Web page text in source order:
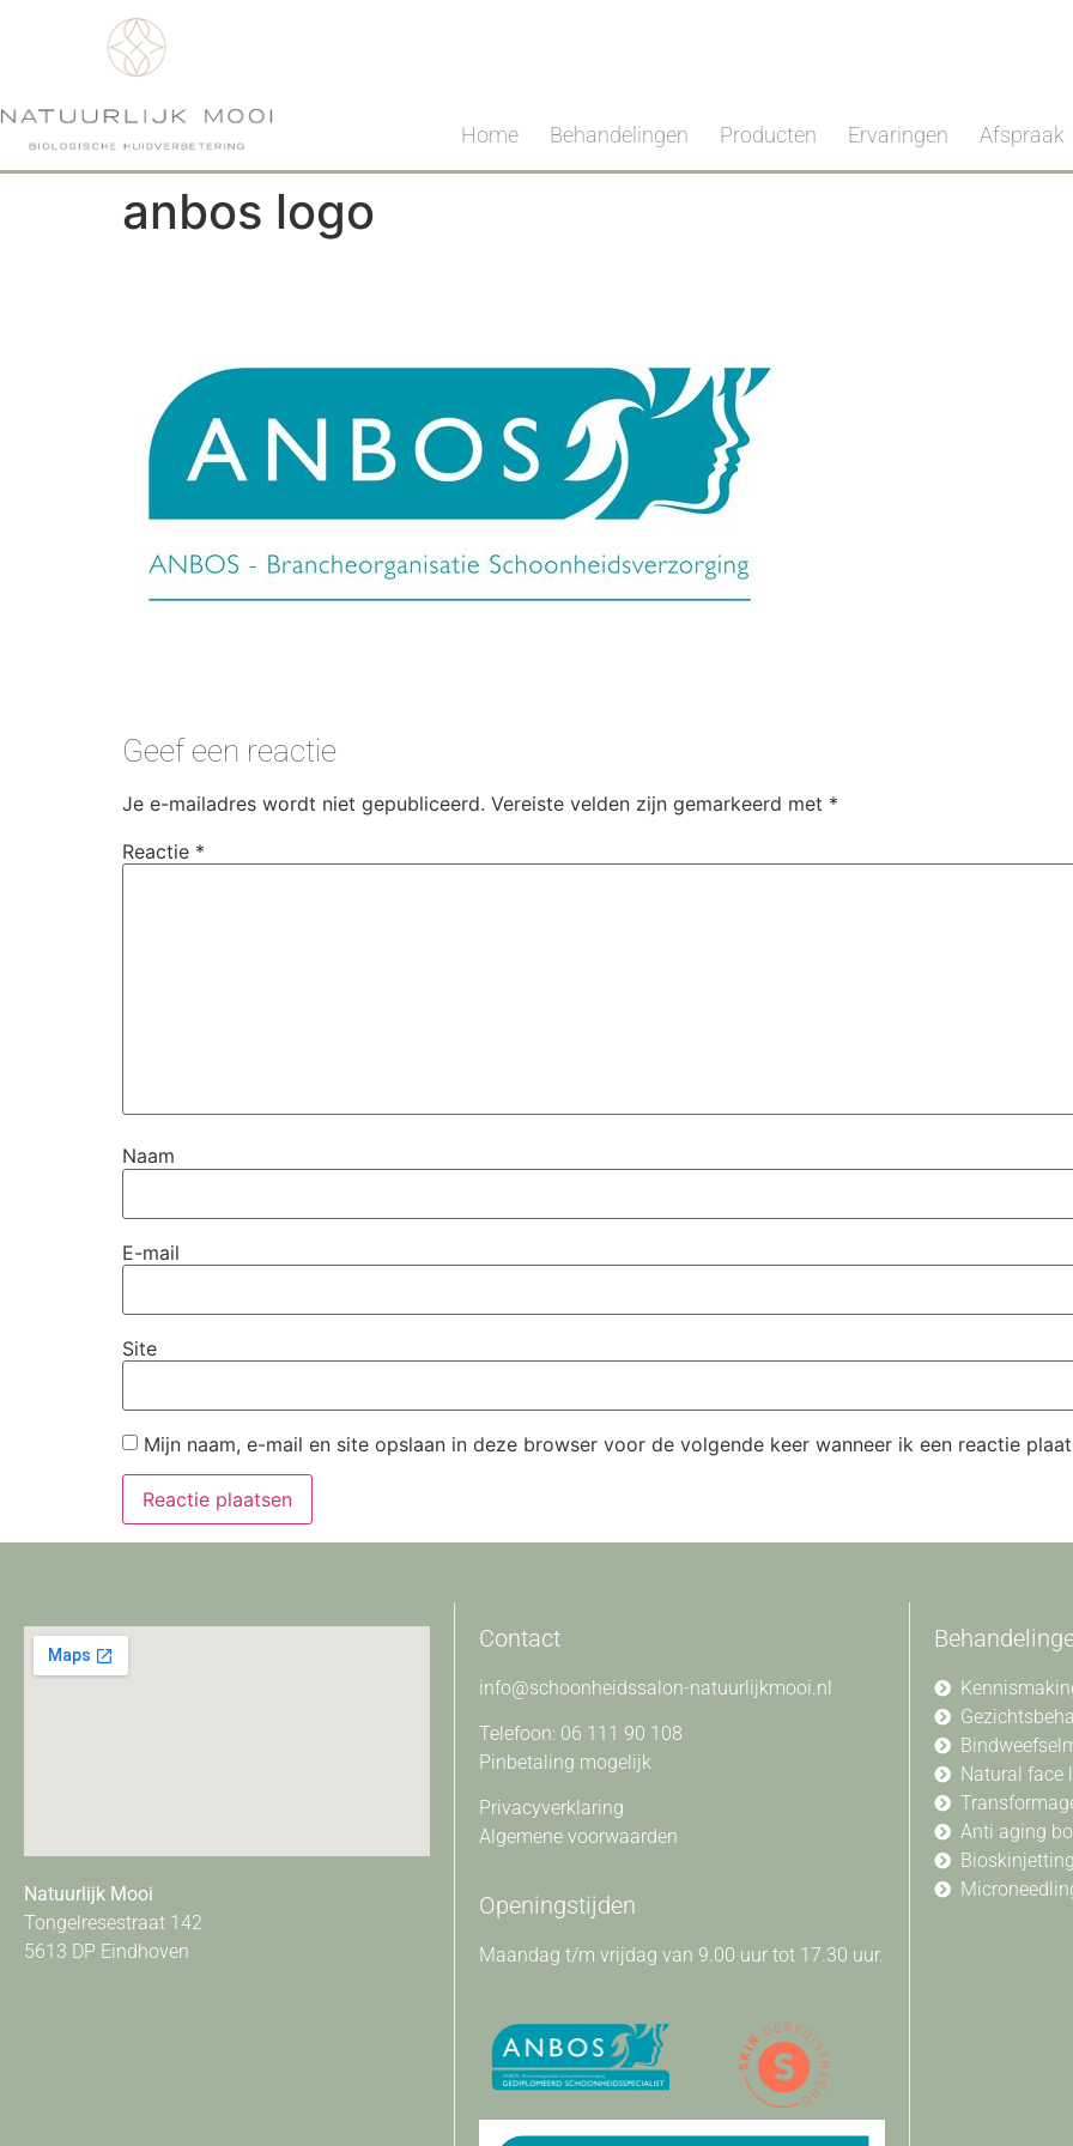
Home Behandelingen Producten Ervaringen Afspraak
anbos logo
Geef een reactie
Je e-mailadres wordt niet gepubliceerd. Vereiste velden zijn gemarkeerd met *
Reactie *
Naam
E-mail
Site
Mijn naam, e-mail en site opslaan in deze browser voor de volgende keer wanneer ik een reactie
Natuurlijk Mooi
Tongelresestraat 142
5613 DP Eindhoven
Contact
info@schoonheidssalon-natuurlijkmooi.nl
Telefoon: 06 111 90 108
Pinbetaling mogelijk
Privacyverklaring
Algemene voorwaarden
Openingstijden
Maandag t/m vrijdag van 9.00 uur tot 17.30 uur.
Natural face
Anti aging